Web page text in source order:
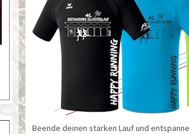
Beende deinen starken Lauf und